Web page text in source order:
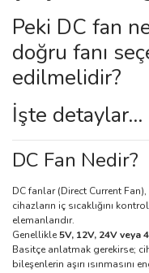
Peki DC fan
doğru fanı
edilmelidir?
İşte detaylar…
DC Fan Nedir?
DC fanlar (Direct Current Fan),
cihazların iç sıcaklığını
elemanlarıdır.
Genellikle5V, 12V, 24V veya
Basitçe anlatmak gerekirse;
bileşenlerin aşırı ısınmasını